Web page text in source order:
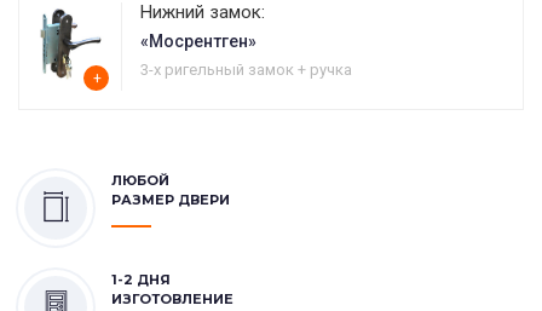
+
Нижний замок:
«Мосрентген»
3-х ригельный замок + ручка
ЛЮБОЙ
РАЗМЕР ДВЕРИ
1-2 ДНЯ
ИЗГОТОВЛЕНИЕ